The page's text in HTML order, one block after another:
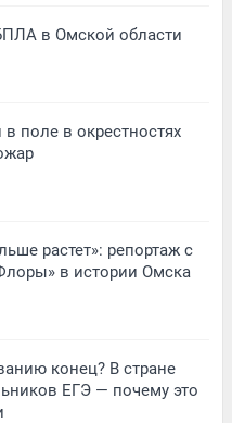
в Омской области
поле в окрестностях
растет»: репортаж с
в истории Омска
конец? В стране
ЕГЭ — почему это